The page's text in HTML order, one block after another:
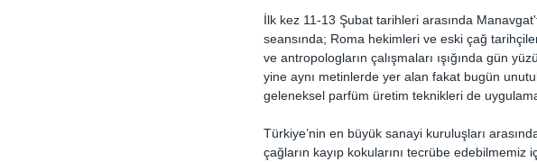
İlk kez 11-13 Şubat tarihleri arasında
seansında; Roma hekimleri ve eski çağ
ve antropologların çalışmaları ışığında gün
yine aynı metinlerde yer alan fakat bugün
geleneksel parfüm üretim teknikleri de
Türkiye’nin en büyük sanayi kuruluşları
çağların kayıp kokularını tecrübe edebilmemiz